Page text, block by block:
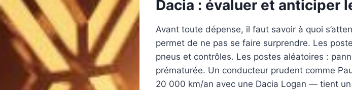
Dacia : évaluer et anticiper
Avant toute dépense, il faut savoir à quoi
permet de ne pas se faire surprendre. Les
pneus et contrôles. Les postes aléatoires :
prématurée. Un conducteur prudent comme
20 000 km/an avec une Dacia Logan — tient